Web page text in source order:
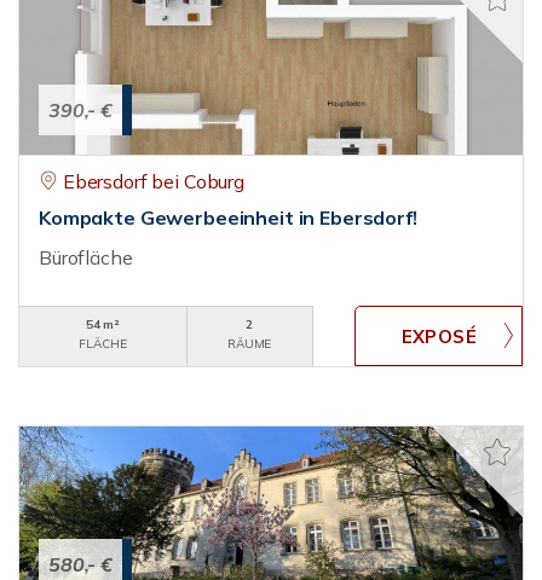
390,- €
Ebersdorf bei Coburg
Kompakte Gewerbeeinheit in Ebersdorf!
Bürofläche
54 m²
FLÄCHE
2
RÄUME
580,- €